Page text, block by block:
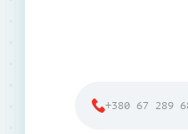
+380 67 289